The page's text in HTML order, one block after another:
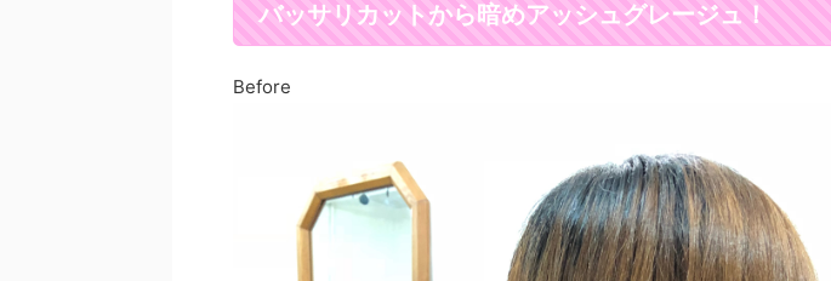
バッサリカットから暗めアッシュグレージュ！
Before